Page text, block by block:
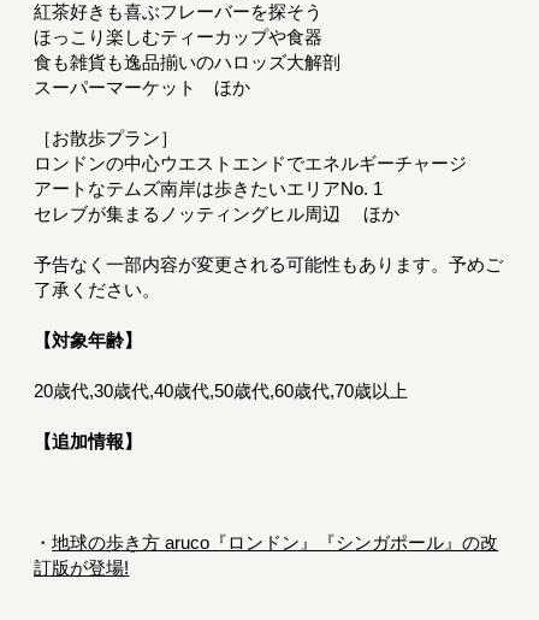
紅茶好きも喜ぶフレーバーを探そう
ほっこり楽しむティーカップや食器
食も雑貨も逸品揃いのハロッズ大解剖
スーパーマーケット ほか
［お散歩プラン］
ロンドンの中心ウエストエンドでエネルギーチャージ
アートなテムズ南岸は歩きたいエリアNo. 1
セレブが集まるノッティングヒル周辺 ほか
予告なく一部内容が変更される可能性もあります。予めご
了承ください。
【対象年齢】
20歳代,30歳代,40歳代,50歳代,60歳代,70歳以上
【追加情報】
・地球の歩き方 aruco『ロンドン』『シンガポール』の改
訂版が登場!